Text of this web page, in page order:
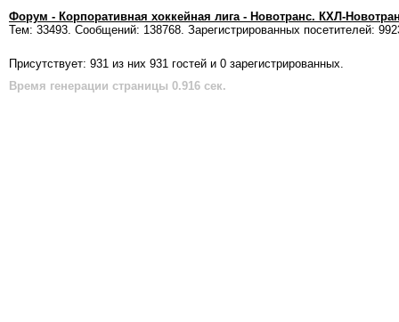
Форум - Корпоративная хоккейная лига - Новотранс. КХЛ-
Тем: 33493. Сообщений: 138768. Зарегистрированных посетителей:
Присутствует: 931 из них 931 гостей и 0 зарегистрированных.
Время генерации страницы 0.916 сек.